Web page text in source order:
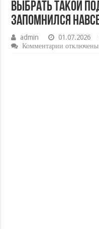
выбрать такой
запомнился
admin 01.07.2026
Комментарии котключены